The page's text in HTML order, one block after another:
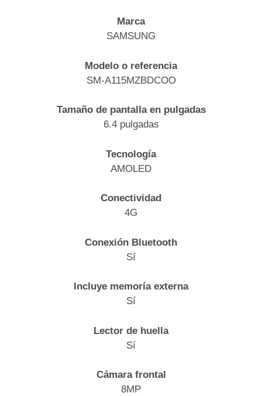
Marca
SAMSUNG
Modelo o referencia
SM-A115MZBDCOO
Tamaño de pantalla en pulgadas
6.4 pulgadas
Tecnología
AMOLED
Conectividad
4G
Conexión Bluetooth
Sí
Incluye memoría externa
Sí
Lector de huella
Sí
Cámara frontal
8MP